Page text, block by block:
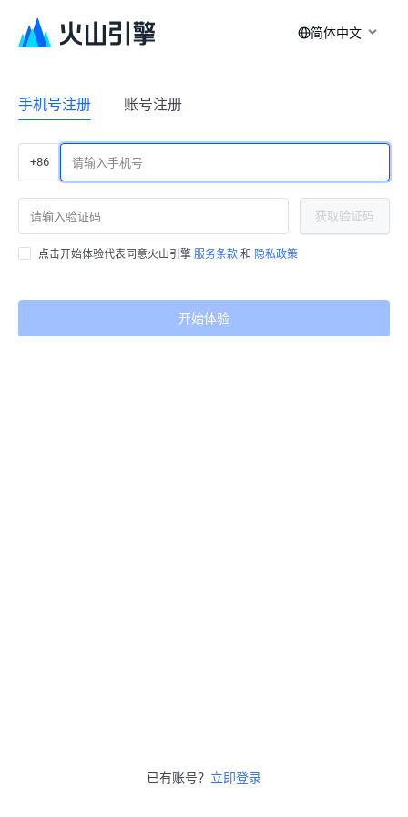
简体中文
手机号注册 账号注册
+86
获取验证码
点击开始体验代表同意火山引擎 服务条款 和 隐私政策
开始体验
已有账号？ 立即登录